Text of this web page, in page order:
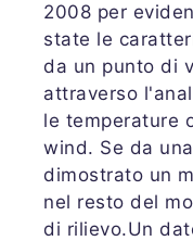
2008 per
state le
da un punto di
attraverso
le temperature
wind. Se da
dimostrato un
nel resto del
di rilievo.Un